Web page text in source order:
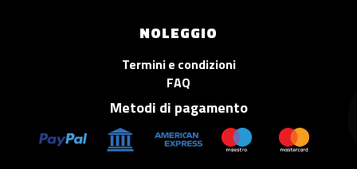
NOLEGGIO
Termini e condizioni
FAQ
Metodi di pagamento